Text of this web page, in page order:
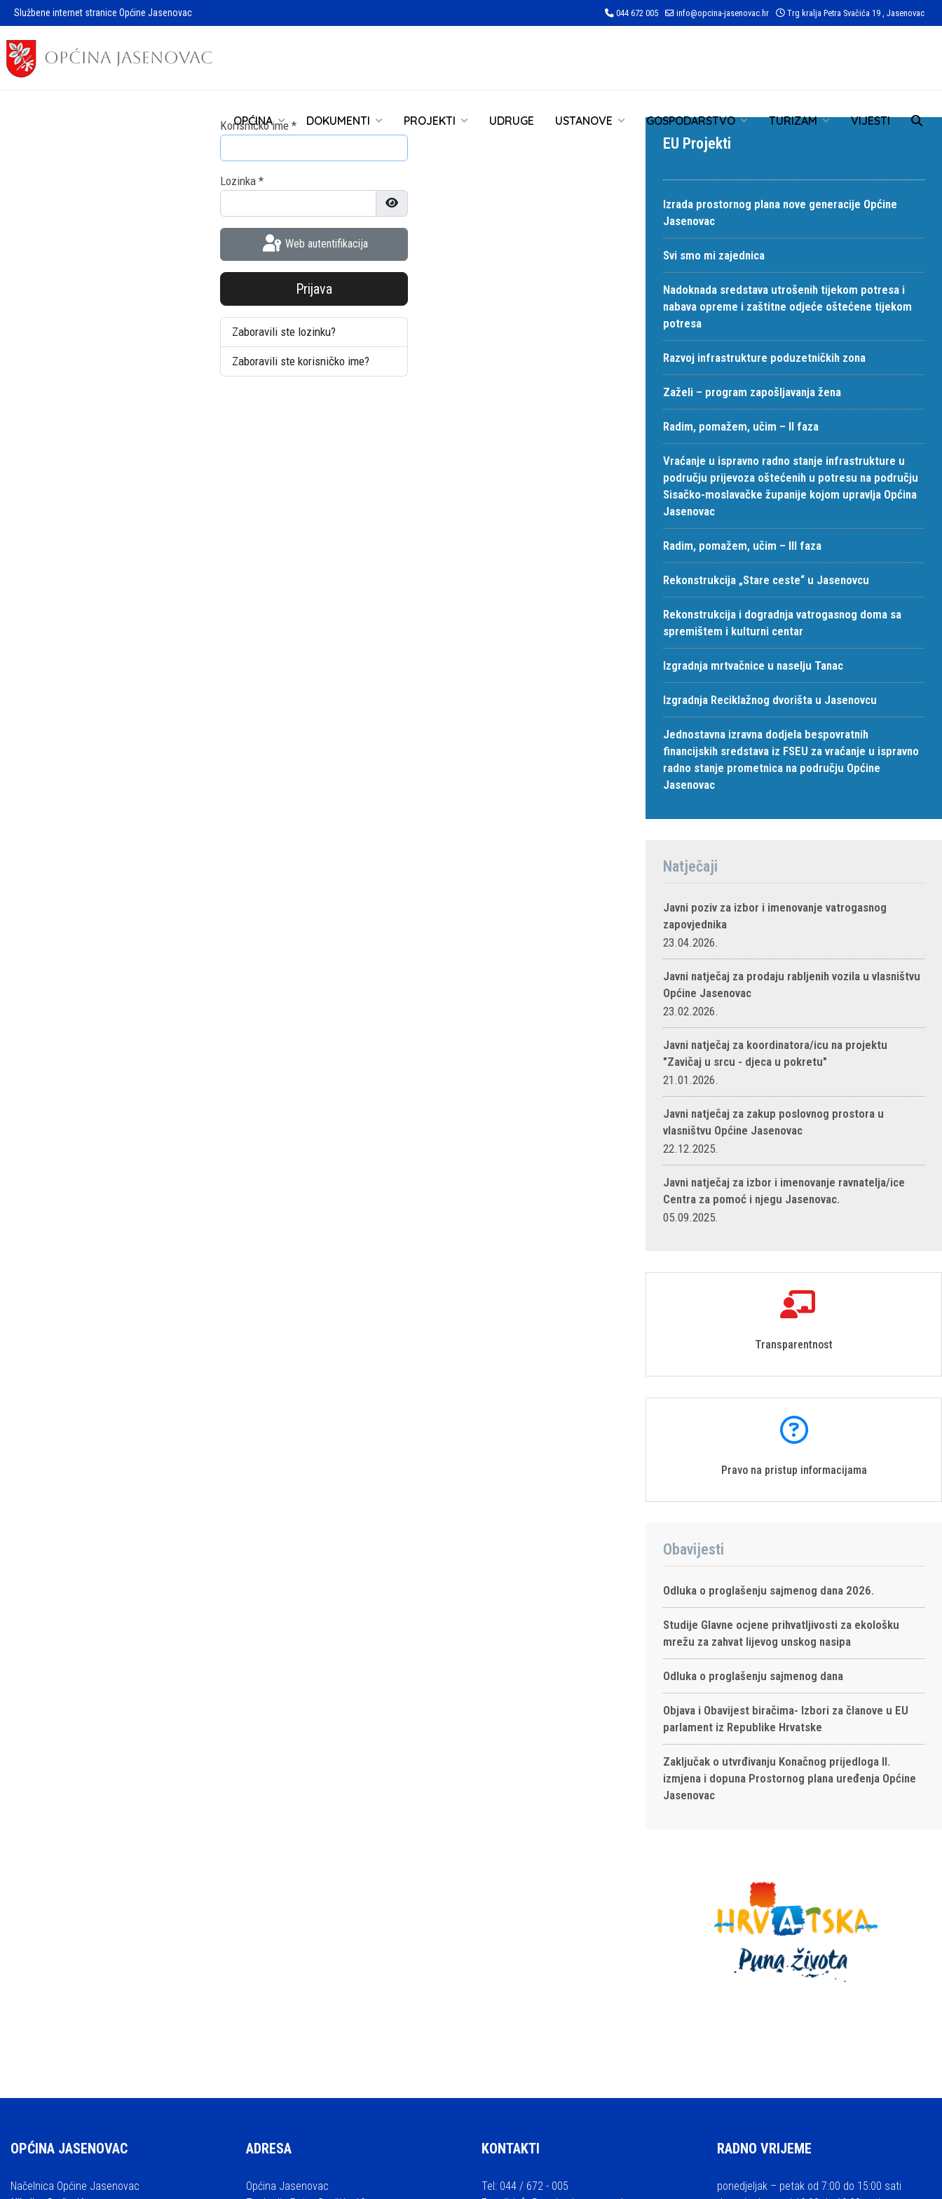
Službene internet stranice Općine Jasenovac 044 672 005 info@opcina-jasenovac.hr Trg kralja Petra Svačića 19 , Jasenovac
OPĆINA DOKUMENTI PROJEKTI UDRUGE USTANOVE GOSPODARSTVO TURIZAM VIJESTI
Korisničko ime*
Lozinka*
Prikaži lozinku
Web autentifikacija
Prijava
Zaboravili ste lozinku?
Zaboravili ste korisničko ime?
EU Projekti
Izrada prostornog plana nove generacije Općine
Jasenovac
Svi smo mi zajednica
Nadoknada sredstava utrošenih tijekom potresa i
nabava opreme i zaštitne odjeće oštećene tijekom
potresa
Razvoj infrastrukture poduzetničkih zona
Zaželi – program zapošljavanja žena
Radim, pomažem, učim – II faza
Vraćanje u ispravno radno stanje infrastrukture u
području prijevoza oštećenih u potresu na području
Sisačko-moslavačke županije kojom upravlja Općina
Jasenovac
Radim, pomažem, učim – III faza
Rekonstrukcija „Stare ceste“ u Jasenovcu
Rekonstrukcija i dogradnja vatrogasnog doma sa
spremištem i kulturni centar
Izgradnja mrtvačnice u naselju Tanac
Izgradnja Reciklažnog dvorišta u Jasenovcu
Jednostavna izravna dodjela bespovratnih
financijskih sredstava iz FSEU za vraćanje u ispravno
radno stanje prometnica na području Općine
Jasenovac
Natječaji
Javni poziv za izbor i imenovanje vatrogasnog
zapovjednika
23.04.2026.
Javni natječaj za prodaju rabljenih vozila u vlasništvu
Općine Jasenovac
23.02.2026.
Javni natječaj za koordinatora/icu na projektu
"Zavičaj u srcu - djeca u pokretu"
21.01.2026.
Javni natječaj za zakup poslovnog prostora u
vlasništvu Općine Jasenovac
22.12.2025.
Javni natječaj za izbor i imenovanje ravnatelja/ice
Centra za pomoć i njegu Jasenovac.
05.09.2025.
Transparentnost
Pravo na pristup informacijama
Obavijesti
Odluka o proglašenju sajmenog dana 2026.
Studije Glavne ocjene prihvatljivosti za ekološku
mrežu za zahvat lijevog unskog nasipa
Odluka o proglašenju sajmenog dana
Objava i Obavijest biračima- Izbori za članove u EU
parlament iz Republike Hrvatske
Zaključak o utvrđivanju Konačnog prijedloga II.
izmjena i dopuna Prostornog plana uređenja Općine
Jasenovac
OPĆINA JASENOVAC
Načelnica Općine Jasenovac
ADRESA
Općina Jasenovac
KONTAKTI
Tel: 044 / 672 - 005
RADNO VRIJEME
ponedjeljak – petak od 7:00 do 15:00 sati